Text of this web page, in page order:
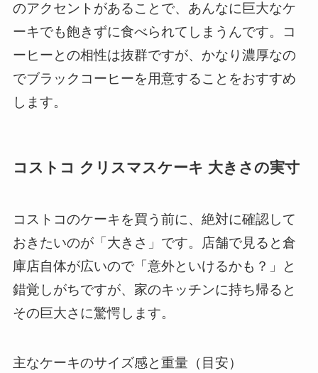
のアクセントがあることで、あんなに巨大なケ
ーキでも飽きずに食べられてしまうんです。コ
ーヒーとの相性は抜群ですが、かなり濃厚なの
でブラックコーヒーを用意することをおすすめ
します。
コストコ クリスマスケーキ 大きさの実寸
コストコのケーキを買う前に、絶対に確認して
おきたいのが「大きさ」です。店舗で見ると倉
庫店自体が広いので「意外といけるかも？」と
錯覚しがちですが、家のキッチンに持ち帰ると
その巨大さに驚愕します。
主なケーキのサイズ感と重量（目安）